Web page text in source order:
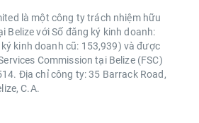
là một công ty trách nhiệm hữu
Belize với Số đăng ký kinh doanh:
kinh doanh cũ: 153,939) và được
Commission tại Belize (FSC)
Địa chỉ công ty: 35 Barrack Road,
C.A.